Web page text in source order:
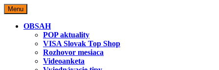
Skip
to
content
Menu
OBSAH
POP aktuality
VISA Slovak Top Shop
Rozhovor mesiaca
Videoanketa